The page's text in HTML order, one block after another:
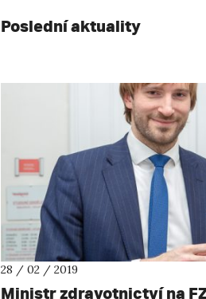
Poslední aktuality
28 / 02 / 2019
Ministr zdravotnictví na